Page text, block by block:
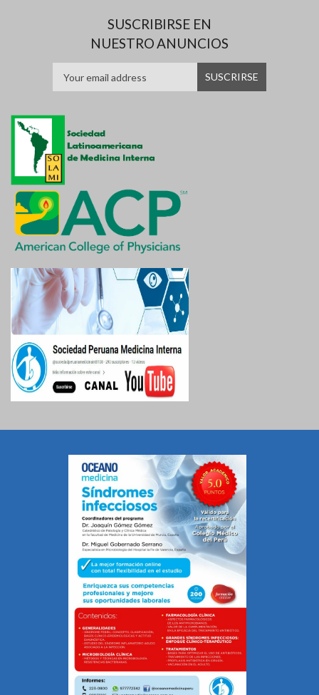
SUSCRIBIRSE EN
NUESTRO ANUNCIOS